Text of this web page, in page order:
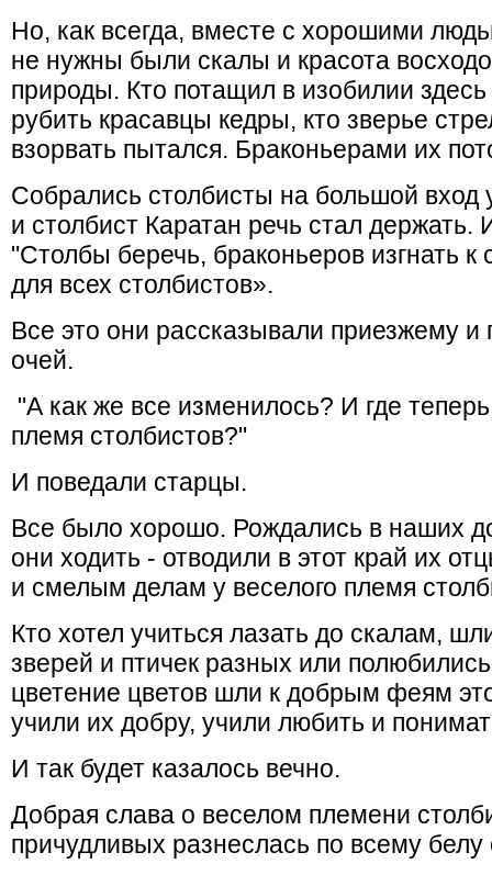
Но, как всегда, вместе с хорошими
не нужны были скалы и красота
природы. Кто потащил в изобилии
рубить красавцы кедры, кто зверье
взорвать пытался. Браконьерами их
Собрались столбисты на большой вход
и столбист Каратан речь стал
"Столбы беречь, браконьеров изгнать к
для всех столбистов».
Все это они рассказывали приезжему и
oчей.
"А как же все изменилось? И где
племя столбистов?"
И поведали старцы.
Все было хорошо. Рождались в наших
они ходить - отводили в этот край их
и смелым делам у веселого племя
Кто хотел учиться лазать до скалам,
зверей и птичек разных или
цветение цветов шли к добрым феям
учили их добру, учили любить и
И так будет казалось вечно.
Добрая слава о веселом племени
причудливых разнеслась по всему белу